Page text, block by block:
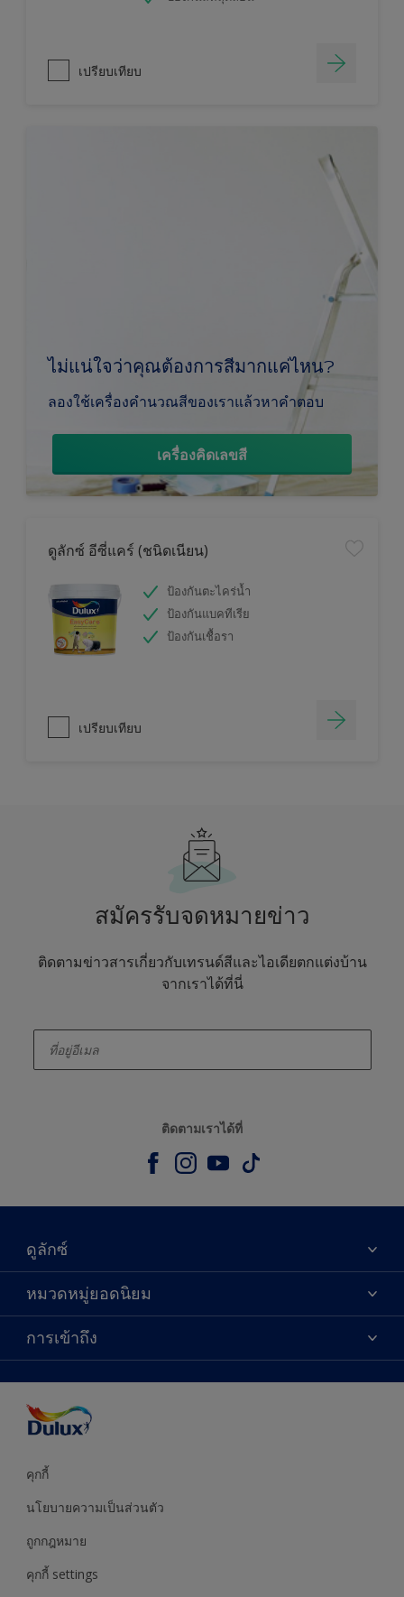
เปรียบเทียบ
ไม่แน่ใจว่าคุณต้องการสีมากแค่ไหน?
ลองใช้เครื่องคำนวณสีของเราแล้วหาคำตอบ
เครื่องคิดเลขสี
ดูลักซ์ อีซี่แคร์ (ชนิดเนียน)
ป้องกันตะไคร่น้ำ
ป้องกันแบคทีเรีย
ป้องกันเชื้อรา
เปรียบเทียบ
สมัครรับจดหมายข่าว
ติดตามข่าวสารเกี่ยวกับเทรนด์สีและไอเดียตกแต่งบ้าน
จากเราได้ที่นี่
ติดตามเราได้ที่
ดูลักซ์
เกี่ยวกับดูลักซ์
ติดต่อเรา
ค้นหาร้านค้า
หมวดหมู่ยอดนิยม
ผลิตภัณฑ์
ไอเดียการตกแต่ง
คำแนะนำจากผู้เชี่ยวชาญ
บริการออกแบบสี
การเข้าถึง
คุกกี้
นโยบายความเป็นส่วนตัว
ถูกกฎหมาย
คุกกี้ settings